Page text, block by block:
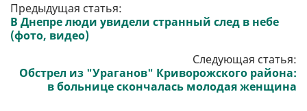
Предыдущая статья:
В Днепре люди увидели странный след в небе
(фото, видео)
Следующая статья:
Обстрел из "Ураганов" Криворожского района:
в больнице скончалась молодая женщина